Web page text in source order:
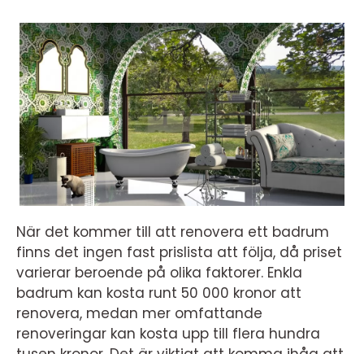
När det kommer till att renovera ett badrum
finns det ingen fast prislista att följa, då priset
varierar beroende på olika faktorer. Enkla
badrum kan kosta runt 50 000 kronor att
renovera, medan mer omfattande
renoveringar kan kosta upp till flera hundra